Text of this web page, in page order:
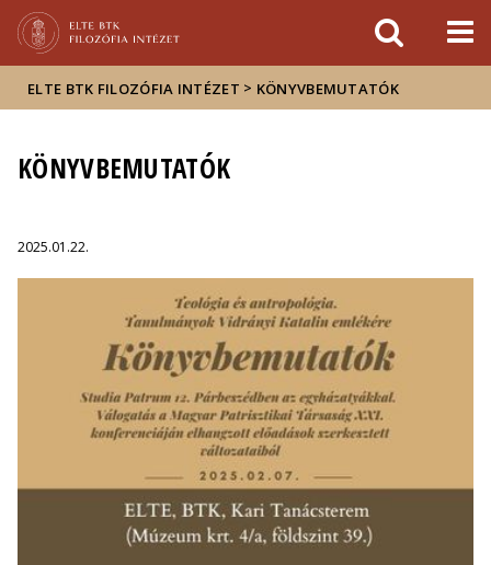
sajtóban
ELTE BTK FILOZÓFIA INTÉZET > KÖNYVBEMUTATÓK
KÖNYVBEMUTATÓK
2025.01.22.